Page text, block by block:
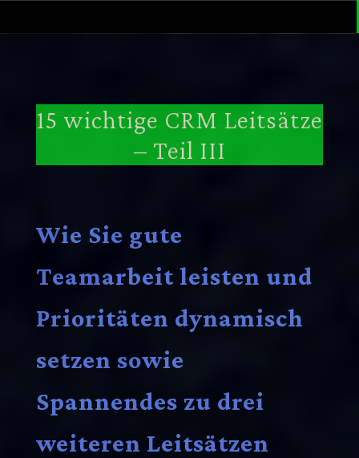
15 wichtige CRM Leitsätze
– Teil III
Wie Sie gute
Teamarbeit leisten und
Prioritäten dynamisch
setzen sowie
Spannendes zu drei
weiteren Leitsätzen